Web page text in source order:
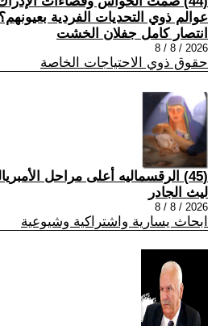
عوالم ذوي التحديات الفردية بعيونهم؟
انتصار كامل جفلان الخشت
2026 / 8 / 8
حقوق ذوي الاحتياجات الخاصة
(45) الرقسماليه أعلى مراحل الأمبرياليه... ج١١
ليث الجادر
2026 / 8 / 8
ابحاث يسارية واشتراكية وشيوعية